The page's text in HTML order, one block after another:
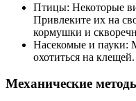
Птицы: Некоторые
Привлеките их на
кормушки и
Насекомые и пауки:
охотиться на клещей.
Механические